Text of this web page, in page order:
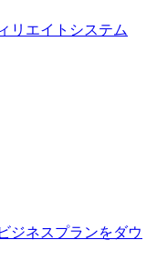
リエイトシステム
ジネスプランをダウ